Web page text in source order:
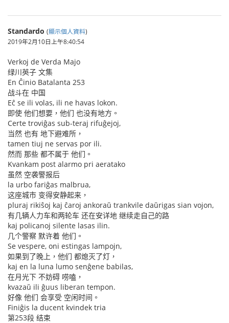
Standardo (顯示個人資料)
2019年2月10日上午8:40:54
Verkoj de Verda Majo
绿川英子 文集
En Ĉinio Batalanta 253
战斗在 中国
Eĉ se ili volas, ili ne havas lokon.
即使 他们想要，他们 也没有地方。
Certe troviĝas sub-teraj rifuĝejoj,
当然 也有 地下避难所，
tamen tiuj ne servas por ili.
然而 那些 都不属于 他们。
Kvankam post alarmo pri aeratako
虽然 空袭警报后
la urbo fariĝas malbrua,
这座城市 变得安静起来，
pluraj rikiŝoj kaj ĉaroj ankoraŭ trankvile daŭrigas sian vojon,
有几辆人力车和两轮车 还在安详地 继续走自己的路
kaj policanoj silente lasas ilin.
几个警察 默许着 他们。
Se vespere, oni estingas lampojn,
如果到了晚上，他们 都熄灭了灯，
kaj en la luna lumo senĝene babilas,
在月光下 不妨碍 唠嗑，
kvazaŭ ili ĝuus liberan tempon.
好像 他们 会享受 空闲时间。
Finiĝis la ducent kvindek tria
第253段 结束